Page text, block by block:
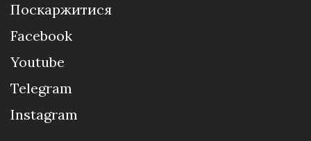
Поскаржитися
Facebook
Youtube
Telegram
Instagram